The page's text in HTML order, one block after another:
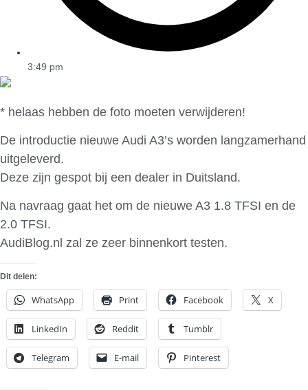
3:49 pm
* helaas hebben de foto moeten verwijderen!
De introductie nieuwe Audi A3’s worden langzamerhand
uitgeleverd.
Deze zijn gespot bij een dealer in Duitsland.
Na navraag gaat het om de nieuwe A3 1.8 TFSI en de
2.0 TFSI.
AudiBlog.nl zal ze zeer binnenkort testen.
Dit delen:
WhatsApp Print Facebook X
LinkedIn Reddit Tumblr
Telegram E-mail Pinterest